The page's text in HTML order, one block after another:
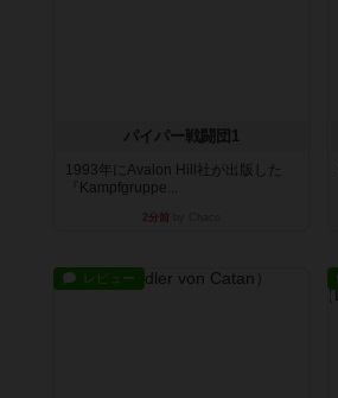
パイパー戦闘団1
1993年にAvalon Hill社が出版した
『Kampfgruppe...
2分前
レビュー